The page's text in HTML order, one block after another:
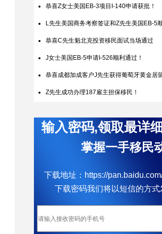
恭喜Z女士美国EB-3项目I-140申请获批！
L先生美国商务考察签证和Z先生美国EB-5
恭喜C先生魁北克投资移民面试当场通过
J女士美国EB-5申请I-526顺利通过！
恭喜成都加成客户J先生获得葡萄牙黄金居
Z先生成功办理187雇主担保移民！
简直开挂了，希腊成功案例！
热烈恭喜Q女士通过葡萄牙购房移民拿到葡
D女士塞浦路斯获批
W先生终于成功获批188C 签证，实现了移
恭喜成都加成移民重庆客户W女士全家喜
祝贺G女士186雇主担保签证（PR）顺利获
输入密码,领取最详
掌握一手移民
下载地址：https://
下载密码我们将以短信的方